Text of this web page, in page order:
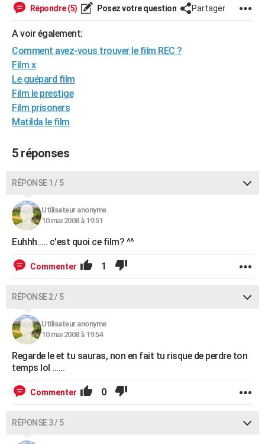
Destinations
City break
Voyage nature
Voyage de noces
Forum
Climat
PHOTO
GUIDES D'ACHAT
BONS PLANS
CARTE DE VOEUX
Carte de Noël
Carte Bonne année
Carte Saint-Valentin
Carte Pâques
Carte d'anniversaire
DICTIONNAIRE
COPAINS D'AVANT
S'inscrire
Se connecter
Lycées
Collèges
Primaires
Universités
Entreprises
Service militaire
Avis de recherche
AVIS DE DÉCÈS
FORUM
Bricolage
Lifestyle
Culture
Sport
Auto
Television
Voyage
Cinema
Répondre (5) Posez votre question Partager
A voir également:
Comment avez-vous trouver le film REC ?
Film x
Le guépard film
Film le prestige
Film prisoners
Matilda le film
5 réponses
RÉPONSE 1 / 5
Utilisateur anonyme
10 mai 2008 à 19:51
Euhhh..... c'est quoi ce film? ^^
Commenter 1
RÉPONSE 2 / 5
Utilisateur anonyme
10 mai 2008 à 19:54
Regarde le et tu sauras, non en fait tu risque de perdre ton
temps lol ......
Commenter 0
RÉPONSE 3 / 5